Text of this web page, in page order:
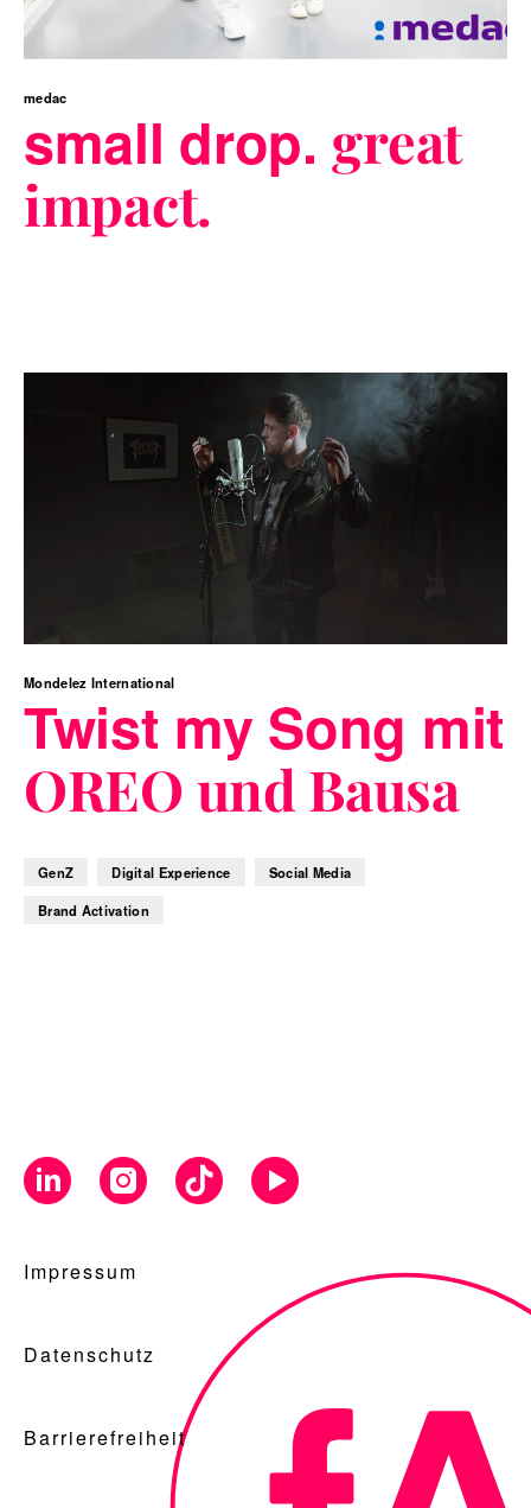
medac
small drop. great
impact.
Mondelez International
Twist my Song mit
OREO und Bausa
GenZ Digital Experience
Social Media
Brand Activation
Impressum
Datenschutz
Barrierefreiheit